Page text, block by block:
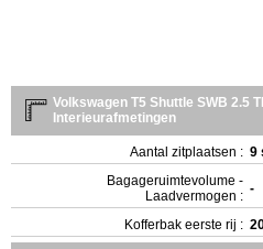
Volkswagen T5 Shuttle SWB 2.5
Interieurafmetingen
Aantal zitplaatsen : 9
Bagageruimtevolume -
Laadvermogen : -
Kofferbak eerste rij :